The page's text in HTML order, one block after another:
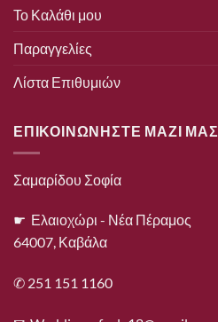
Το Καλάθι μου
Παραγγελίες
Λίστα Επιθυμιών
ΕΠΙΚΟΙΝΩΝΗΣΤΕ ΜΑΖΙ ΜΑΣ
Σαμαρίδου Σοφία
☛ Ελαιοχώρι - Νέα Πέραμος
64007, Καβάλα
✆ 251 151 1160